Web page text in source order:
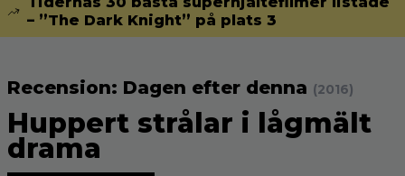
– ”The Dark Knight” på plats 3
Recension: Dagen efter denna (2016)
Huppert strålar i lågmält
drama